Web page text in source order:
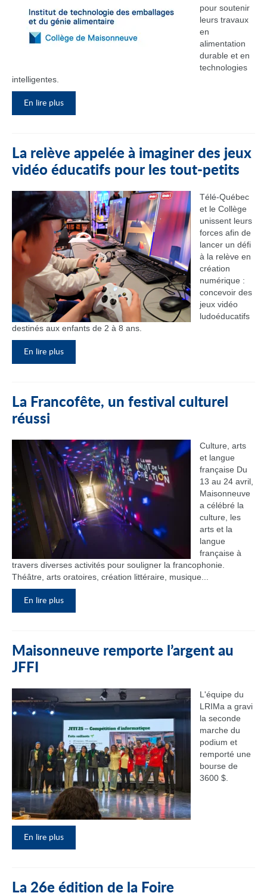
pour soutenir
leurs travaux
en
alimentation
durable et en
technologies
intelligentes.
En lire plus
La relève appelée à imaginer des jeux
vidéo éducatifs pour les tout-petits
Télé-Québec
et le Collège
unissent leurs
forces afin de
lancer un défi
à la relève en
création
numérique :
concevoir des
jeux vidéo
ludoéducatifs
destinés aux enfants de 2 à 8 ans.
En lire plus
La Francofête, un festival culturel
réussi
Culture, arts
et langue
française Du
13 au 24 avril,
Maisonneuve
a célébré la
culture, les
arts et la
langue
française à
travers diverses activités pour souligner la francophonie.
Théâtre, arts oratoires, création littéraire, musique...
En lire plus
Maisonneuve remporte l’argent au
JFFI
L'équipe du
LRIMa a gravi
la seconde
marche du
podium et
remporté une
bourse de
3600 $.
En lire plus
La 26e édition de la Foire